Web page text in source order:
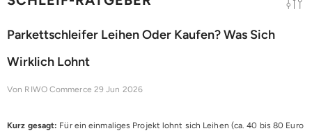
Parkettschleifer Leihen Oder Kaufen? Was Sich
Wirklich Lohnt
Von RIWO Commerce 29 Jun 2026
Kurz gesagt: Für ein einmaliges Projekt lohnt sich Leihen (ca. 40 bis 80 Euro